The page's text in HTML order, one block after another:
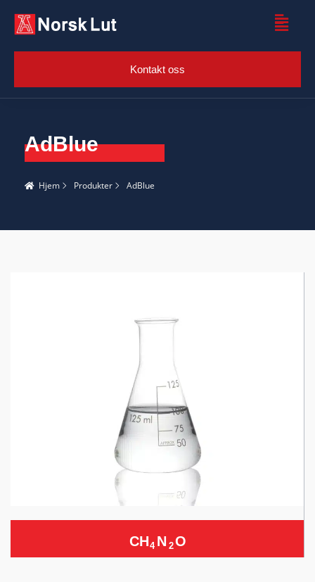
Kontakt oss
AdBlue
Hjem Produkter AdBlue
CH4 N 2O